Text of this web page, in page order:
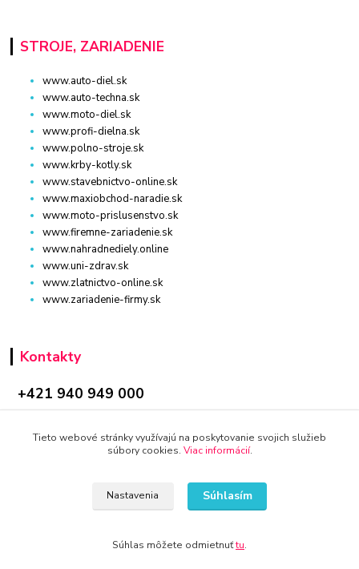
STROJE, ZARIADENIE
www.auto-diel.sk
www.auto-techna.sk
www.moto-diel.sk
www.profi-dielna.sk
www.polno-stroje.sk
www.krby-kotly.sk
www.stavebnictvo-online.sk
www.maxiobchod-naradie.sk
www.moto-prislusenstvo.sk
www.firemne-zariadenie.sk
www.nahradnediely.online
www.uni-zdrav.sk
www.zlatnictvo-online.sk
www.zariadenie-firmy.sk
Kontakty
+421 940 949 000
© 2024 Všetky práva vyhradené KAMENIK.SK
Tieto webové stránky využívajú na poskytovanie svojich služieb
súbory cookies. Viac informácií.
Nastavenia Súhlasím
Súhlas môžete odmietnuťtu.